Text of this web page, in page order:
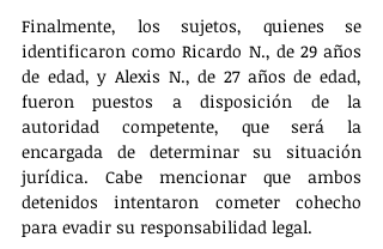
Finalmente, los sujetos, quienes se
identificaron como Ricardo N., de 29 años
de edad, y Alexis N., de 27 años de edad,
fueron puestos a disposición de la
autoridad competente, que será la
encargada de determinar su situación
jurídica. Cabe mencionar que ambos
detenidos intentaron cometer cohecho
para evadir su responsabilidad legal.